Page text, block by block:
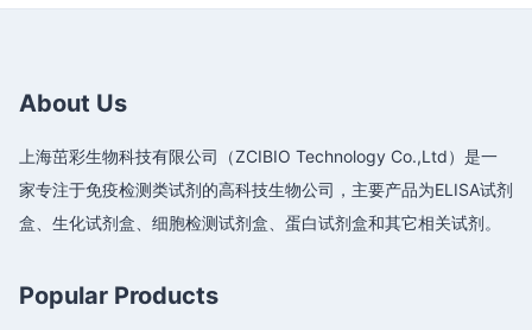
About Us
上海茁彩生物科技有限公司（ZCIBIO Technology Co.,Ltd）是一
家专注于免疫检测类试剂的高科技生物公司，主要产品为ELISA试剂
盒、生化试剂盒、细胞检测试剂盒、蛋白试剂盒和其它相关试剂。
Popular Products